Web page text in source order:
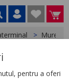
Mureva
pentru a oferi